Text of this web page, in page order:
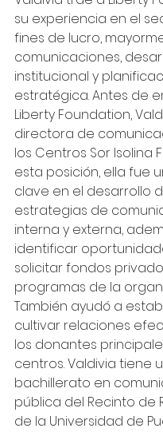
su experiencia en el
fines de lucro,
comunicaciones,
institucional y
estratégica. Antes de
Liberty Foundation,
directora de
los Centros Sor Isolina
esta posición, ella fue
clave en el desarrollo
estrategias de
interna y externa,
identificar
solicitar fondos
programas de la
También ayudó a
cultivar relaciones
los donantes
centros. Valdivia tiene
bachillerato en
pública del Recinto de
de la Universidad de